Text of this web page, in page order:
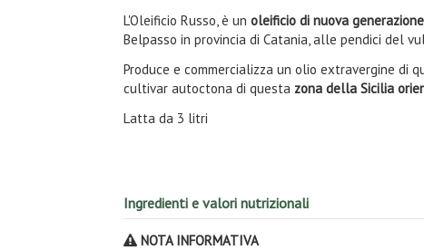
L'Oleificio Russo, è un oleificio di nuova generazione
Belpasso in provincia di Catania, alle pendici del
Produce e commercializza un olio extravergine di
cultivar autoctona di questa zona della Sicilia
Latta da 3 litri
Ingredienti e valori nutrizionali
NOTA INFORMATIVA